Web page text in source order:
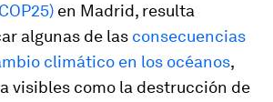
en Madrid, resulta
algunas de las consecuencias
climático en los océanos,
visibles como la destrucción de